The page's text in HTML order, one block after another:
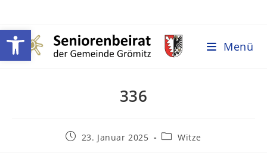
Werkzeugleiste öffnen Menü
336
23. Januar 2025 Witze